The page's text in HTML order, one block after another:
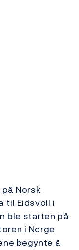
Norsk
til Eidsvoll i
ble starten på
i Norge
begynte å